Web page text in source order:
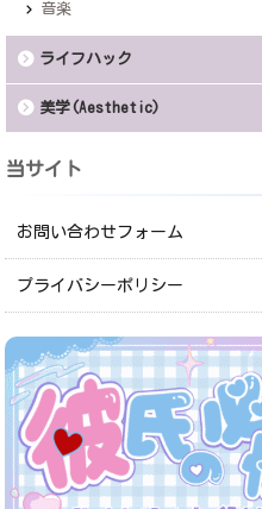
音楽
ライフハック
美学(Aesthetic)
当サイト
お問い合わせフォーム
プライバシーポリシー